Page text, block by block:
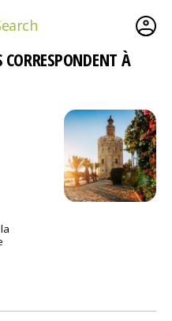
CORRESPONDENT À